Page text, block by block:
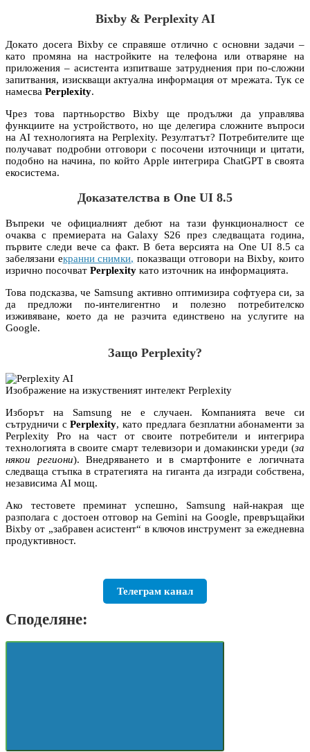
Bixby & Perplexity AI
Докато досега Bixby се справяше отлично с основни задачи –
като промяна на настройките на телефона или отваряне на
приложения – асистента изпитваше затруднения при по-сложни
запитвания, изискващи актуална информация от мрежата. Тук се
намесва Perplexity.
Чрез това партньорство Bixby ще продължи да управлява
функциите на устройството, но ще делегира сложните въпроси
на AI технологията на Perplexity. Резултатът? Потребителите ще
получават подробни отговори с посочени източници и цитати,
подобно на начина, по който Apple интегрира ChatGPT в своята
екосистема.
Доказателства в One UI 8.5
Въпреки че официалният дебют на тази функционалност се
очаква с премиерата на Galaxy S26 през следващата година,
първите следи вече са факт. В бета версията на One UI 8.5 са
забелязани екранни снимки, показващи отговори на Bixby, които
изрично посочват Perplexity като източник на информацията.
Това подсказва, че Samsung активно оптимизира софтуера си, за
да предложи по-интелигентно и полезно потребителско
изживяване, което да не разчита единствено на услугите на
Google.
Защо Perplexity?
Изображение на изкуственият интелект Perplexity
Изборът на Samsung не е случаен. Компанията вече си
сътрудничи сPerplexity, като предлага безплатни абонаменти за
Perplexity Pro на част от своите потребители и интегрира
технологията в своите смарт телевизори и домакински уреди (за
някои региони). Внедряването и в смартфоните е логичната
следваща стъпка в стратегията на гиганта да изгради собствена,
независима AI мощ.
Ако тестовете преминат успешно, Samsung най-накрая ще
разполага с достоен отговор на Gemini на Google, превръщайки
Bixby от „забравен асистент“ в ключов инструмент за ежедневна
продуктивност.
Телеграм канал
Споделяне: